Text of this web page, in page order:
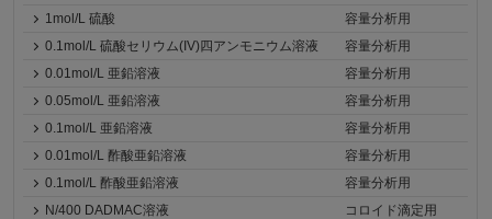
1mol/L 硫酸
容量分析用
0.1mol/L 硫酸セリウム(IV)四アンモニウム溶液
容量分析用
0.01mol/L 亜鉛溶液
容量分析用
0.05mol/L 亜鉛溶液
容量分析用
0.1mol/L 亜鉛溶液
容量分析用
0.01mol/L 酢酸亜鉛溶液
容量分析用
0.1mol/L 酢酸亜鉛溶液
容量分析用
N/400 DADMAC溶液
コロイド滴定用